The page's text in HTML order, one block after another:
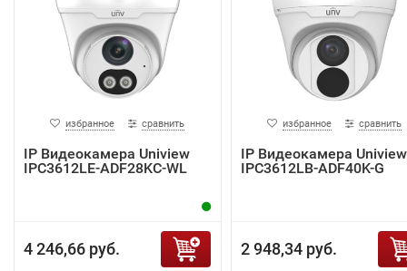
избранное сравнить
IP Видеокамера Uniview
IPC3612LE-ADF28KC-WL
4 246,66 руб.
избранное сравнить
IP Видеокамера Uniview
IPC3612LB-ADF40K-G
2 948,34 руб.